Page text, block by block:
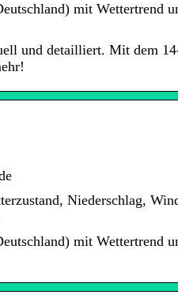
mit Wettertrend
und detailliert. Mit dem
Niederschlag,
mit Wettertrend